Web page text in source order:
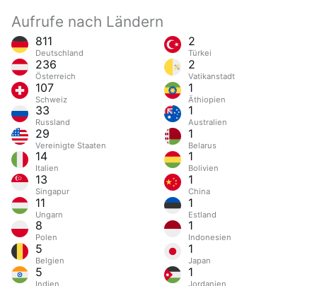
Aufrufe nach Ländern
811
Deutschland
236
Österreich
107
Schweiz
33
Russland
29
Vereinigte Staaten
14
Italien
13
Singapur
11
Ungarn
8
Polen
5
Belgien
5
Indien
2
Türkei
2
Vatikanstadt
1
Äthiopien
1
Australien
1
Belarus
1
Bolivien
1
China
1
Estland
1
Indonesien
1
Japan
1
Jordanien